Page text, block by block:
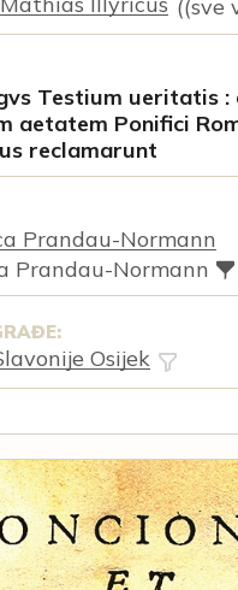
((sve
Testium ueritatis :
aetatem Ponifici
reclamarunt
Prandau-Normann
Prandau-Normann
Osijek